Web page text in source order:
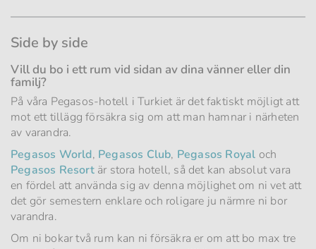
Side by side
Vill du bo i ett rum vid sidan av dina vänner eller din
familj?
På våra Pegasos-hotell i Turkiet är det faktiskt möjligt att
mot ett tillägg försäkra sig om att man hamnar i närheten
av varandra.
Pegasos World, Pegasos Club, Pegasos Royal och
Pegasos Resortär stora hotell, så det kan absolut vara
en fördel att använda sig av denna möjlighet om ni vet att
det gör semestern enklare och roligare ju närmre ni bor
varandra.
Om ni bokar två rum kan ni försäkra er om att bo max tre